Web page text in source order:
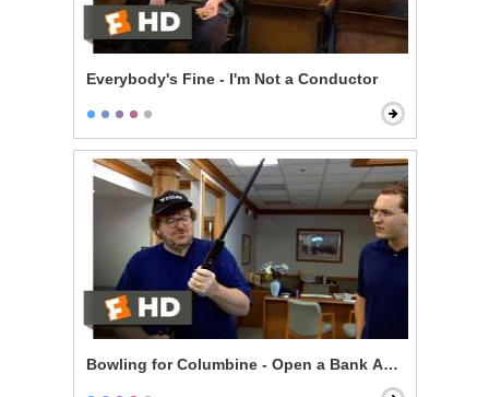
Everybody's Fine - I'm Not a Conductor
Bowling for Columbine - Open a Bank Account, Get a